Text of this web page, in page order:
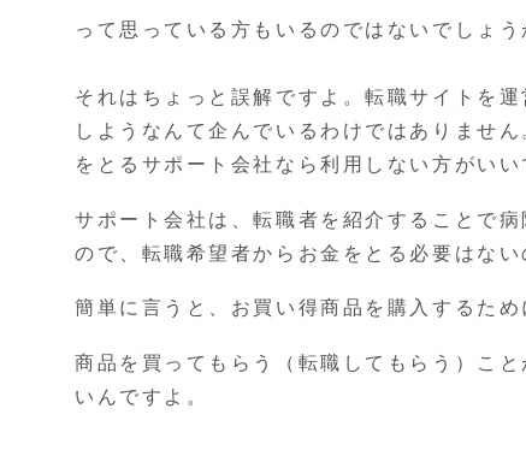
って思っている方もいるのではないでしょう
それはちょっと誤解ですよ。転職サイトを
しようなんて企んでいるわけではありませ
をとるサポート会社なら利用しない方がいい
サポート会社は、転職者を紹介することで
ので、転職希望者からお金をとる必要はない
簡単に言うと、お買い得商品を購入するた
商品を買ってもらう（転職してもらう）こ
いんですよ。